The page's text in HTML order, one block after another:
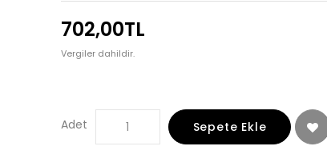
702,00TL
Vergiler dahildir.
Adet Sepete Ekle